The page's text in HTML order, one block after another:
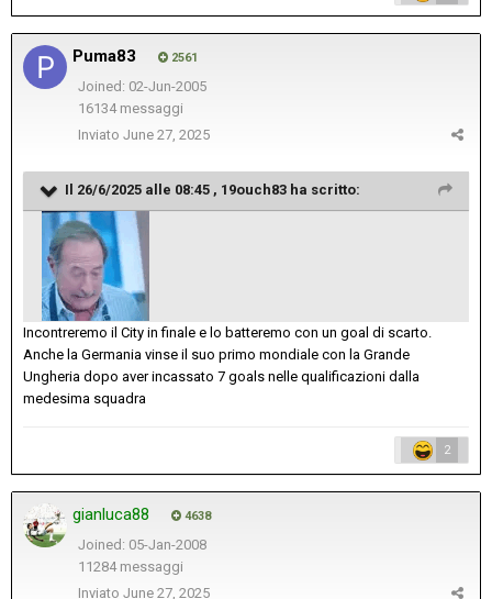
Puma83 2561
Joined: 02-Jun-2005
16134 messaggi
Inviato June 27, 2025
Il 26/6/2025 alle 08:45 , 19ouch83 ha scritto:
Incontreremo il City in finale e lo batteremo con un goal di scarto.
Anche la Germania vinse il suo primo mondiale con la Grande
Ungheria dopo aver incassato 7 goals nelle qualificazioni dalla
medesima squadra
2
gianluca88 4638
Joined: 05-Jan-2008
11284 messaggi
Inviato June 27, 2025